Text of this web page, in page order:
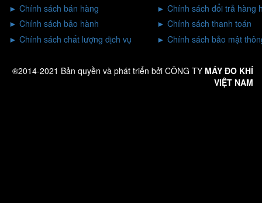
► Chính sách bán hàng ► Chính sách đổi trả hàng
► Chính sách bảo hành ► Chính sách thanh toán
► Chính sách chất lượng dịch vụ ► Chính sách bảo mật
®2014-2021 Bản quyền và phát triển bởi CÔNG TY MÁY ĐO KHÍ
VIỆT NAM